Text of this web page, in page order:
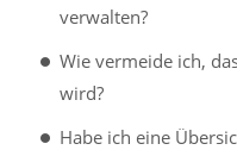
verwalten?
Wie vermeide ich,
wird?
Habe ich eine